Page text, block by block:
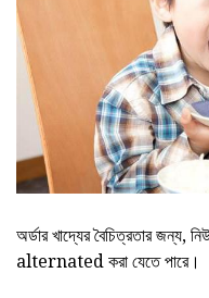
অর্ডার খাদ্যের বৈচিত্রতার জন্য,
alternated করা যেতে পারে।